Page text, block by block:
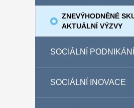
ZNEVÝHODNĚNÉ
AKTUÁLNÍ VÝZVY
SOCIÁLNÍ PODNIKÁNÍ
SOCIÁLNÍ INOVACE